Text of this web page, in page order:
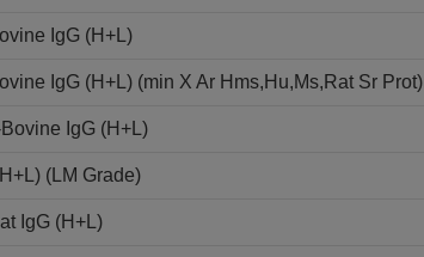
IgG (H+L)
IgG (H+L) (min X Ar Hms,Hu,Ms,Rat Sr Prot)
IgG (H+L)
(LM Grade)
IgG (H+L)